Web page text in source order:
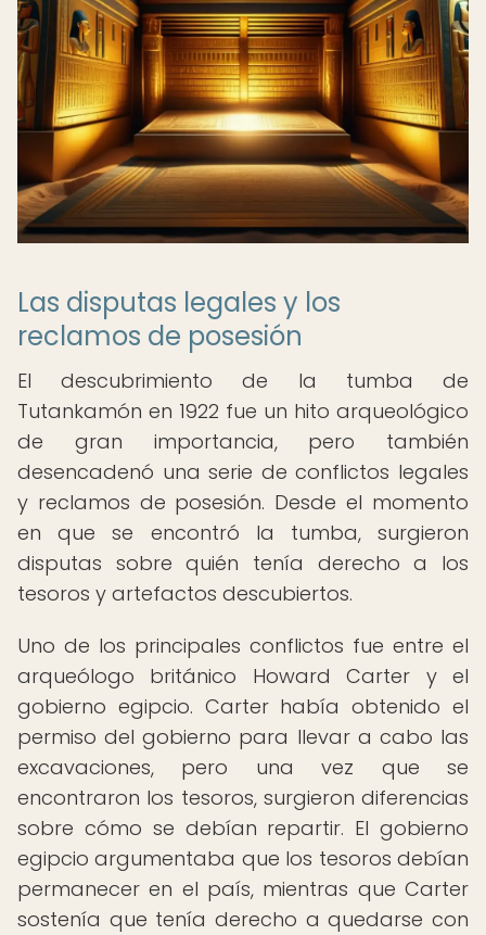
Las disputas legales y los
reclamos de posesión
El descubrimiento de la tumba de
Tutankamón en 1922 fue un hito arqueológico
de gran importancia, pero también
desencadenó una serie de conflictos legales
y reclamos de posesión. Desde el momento
en que se encontró la tumba, surgieron
disputas sobre quién tenía derecho a los
tesoros y artefactos descubiertos.
Uno de los principales conflictos fue entre el
arqueólogo británico Howard Carter y el
gobierno egipcio. Carter había obtenido el
permiso del gobierno para llevar a cabo las
excavaciones, pero una vez que se
encontraron los tesoros, surgieron diferencias
sobre cómo se debían repartir. El gobierno
egipcio argumentaba que los tesoros debían
permanecer en el país, mientras que Carter
sostenía que tenía derecho a quedarse con